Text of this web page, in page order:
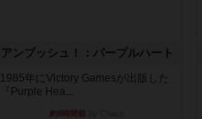
アンブッシュ！：パープルハート
1985年にVictory Gamesが出版した
『Purple Hea...
約8時間前